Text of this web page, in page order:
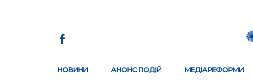
НОВИНИ АНОНС ПОДІЙ МЕДІАРЕФОРМИ